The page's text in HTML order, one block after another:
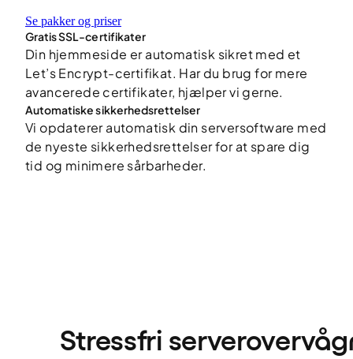
Se pakker og priser
Gratis SSL-certifikater
Din hjemmeside er automatisk sikret med et
Let’s Encrypt-certifikat. Har du brug for mere
avancerede certifikater, hjælper vi gerne.
Automatiske sikkerhedsrettelser
Vi opdaterer automatisk din serversoftware med
de nyeste sikkerhedsrettelser for at spare dig
tid og minimere sårbarheder.
Stressfri